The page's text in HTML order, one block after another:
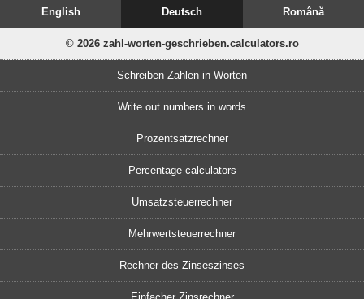
English Deutsch Română
© 2026 zahl-worten-geschrieben.calculators.ro
Schreiben Zahlen in Worten
Write out numbers in words
Prozentsatzrechner
Percentage calculators
Umsatzsteuerrechner
Mehrwertsteuerrechner
Rechner des Zinseszinses